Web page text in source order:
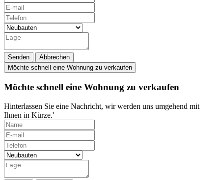
Senden
Abbrechen
Möchte schnell eine Wohnung zu verkaufen
Möchte schnell eine Wohnung zu verkaufen
Hinterlassen Sie eine Nachricht, wir werden uns umgehend mit
Ihnen in Kürze.'